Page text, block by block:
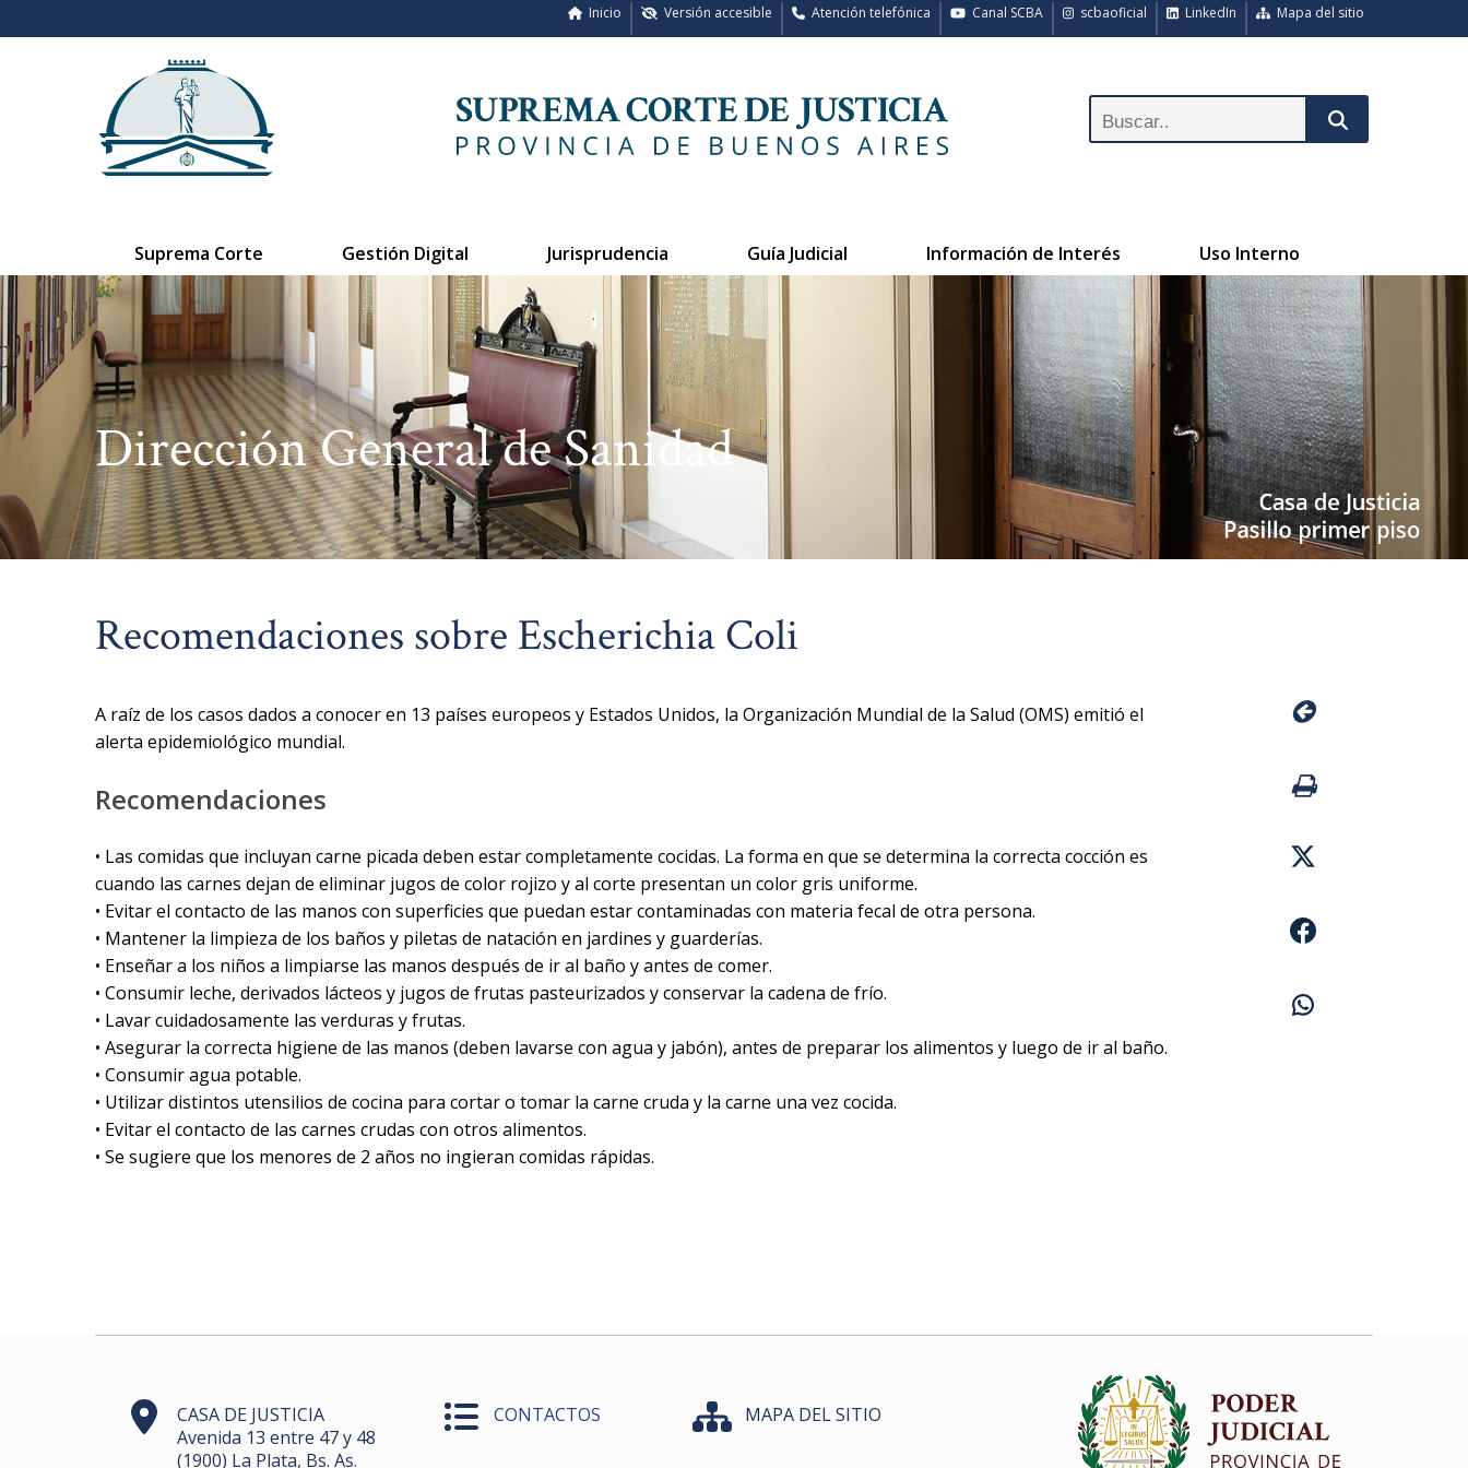
Mapa del sitio
LinkedIn
scbaoficial
Canal SCBA
Atención telefónica
Versión accesible
Inicio
Suprema Corte Gestión Digital Jurisprudencia Guía Judicial Información de Interés Uso Interno
Dirección General de Sanidad
Recomendaciones sobre Escherichia Coli
A raíz de los casos dados a conocer en 13 países europeos y Estados Unidos, la Organización Mundial de la Salud (OMS) emitió el
alerta epidemiológico mundial.
Recomendaciones
• Las comidas que incluyan carne picada deben estar completamente cocidas. La forma en que se determina la correcta cocción es
cuando las carnes dejan de eliminar jugos de color rojizo y al corte presentan un color gris uniforme.
• Evitar el contacto de las manos con superficies que puedan estar contaminadas con materia fecal de otra persona.
• Mantener la limpieza de los baños y piletas de natación en jardines y guarderías.
• Enseñar a los niños a limpiarse las manos después de ir al baño y antes de comer.
• Consumir leche, derivados lácteos y jugos de frutas pasteurizados y conservar la cadena de frío.
• Lavar cuidadosamente las verduras y frutas.
• Asegurar la correcta higiene de las manos (deben lavarse con agua y jabón), antes de preparar los alimentos y luego de ir al baño.
• Consumir agua potable.
• Utilizar distintos utensilios de cocina para cortar o tomar la carne cruda y la carne una vez cocida.
• Evitar el contacto de las carnes crudas con otros alimentos.
• Se sugiere que los menores de 2 años no ingieran comidas rápidas.
CASA DE JUSTICIA
Avenida 13 entre 47 y 48
(1900) La Plata, Bs. As.
CONTACTOS MAPA DEL SITIO